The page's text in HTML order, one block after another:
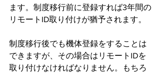
ます。制度移行前に登録すれば3年間の
リモートID取り付けが猶予されます。
制度移行後でも機体登録をすることは
できますが、その場合はリモートIDを
取り付けなければなりません。もちろ